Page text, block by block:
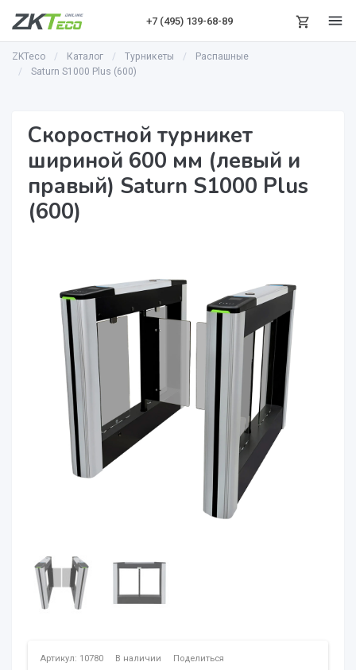
+7 (495) 139-68-89
ZKTeco Каталог Турникеты
Распашные
Saturn S1000 Plus (600)
Скоростной турникет
шириной 600 мм (левый и
правый) Saturn S1000 Plus
(600)
Артикул: 10780 В наличии Поделиться